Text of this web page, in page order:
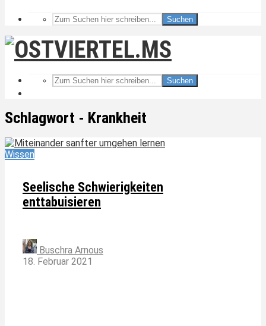
Suchen
Suchen
Schlagwort - Krankheit
Wissen
Seelische Schwierigkeiten
enttabuisieren
Buschra Arnous
18. Februar 2021